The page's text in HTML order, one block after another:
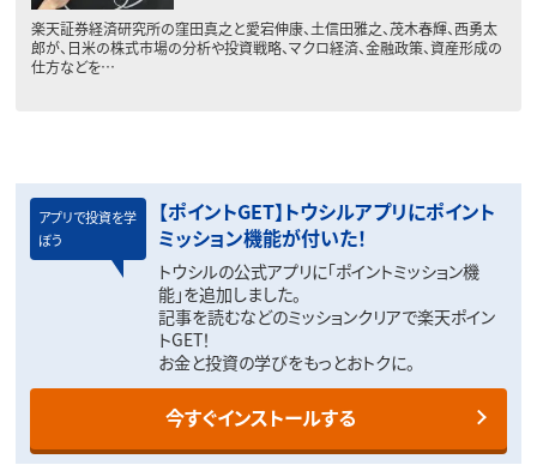
楽天証券経済研究所の窪田真之と愛宕伸康、土信田雅之、茂木春輝、西勇太
郎が、日米の株式市場の分析や投資戦略、マクロ経済、金融政策、資産形成の
仕方などを…
アプリで投資を学
ぼう
【ポイントGET】トウシルアプリにポイント
ミッション機能が付いた！
トウシルの公式アプリに「ポイントミッション機
能」を追加しました。
記事を読むなどのミッションクリアで楽天ポイン
トGET！
お金と投資の学びをもっとおトクに。
今すぐインストールする